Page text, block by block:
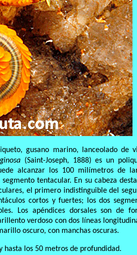
gusano marino, lanceolado de
(Saint-Joseph, 1888) es un
alcanzar los 100 milímetros de
tentacular. En su cabeza
el primero indistinguible del
cortos y fuertes; los dos
Los apéndices dorsales son de
verdoso con dos líneas
oscuro, con manchas oscuras.
los 50 metros de profundidad.